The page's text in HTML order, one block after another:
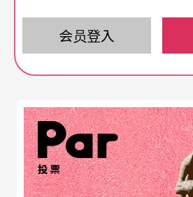
避空袭的少女，在小憩的半梦
丁笔下的仙怪之境。
封神》，并邀请清华阁周祐名
深舞者王维铭参与演出，相信
TNAF城市舞台系列，多在古
会员登入
投票